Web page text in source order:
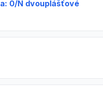
0/N dvouplášťové